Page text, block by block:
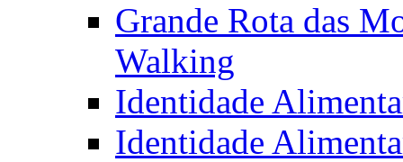
Grande Rota das
Walking
Identidade
Identidade